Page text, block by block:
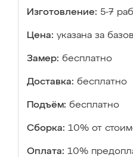
Изготовление: 5-7
Цена: указана за
Замер: бесплатно
Доставка: бесплатно
Подъём: бесплатно
Сборка: 10% от
Оплата: 10%